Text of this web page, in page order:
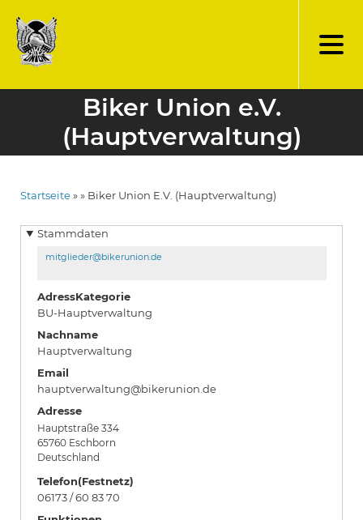
zum
Inhalt
Biker Union e.V.
(Hauptverwaltung)
Startseite Biker Union E.V. (Hauptverwaltung)
Stammdaten
mitglieder@bikerunion.de
AdressKategorie
BU-Hauptverwaltung
Nachname
Hauptverwaltung
Email
hauptverwaltung@bikerunion.de
Adresse
Hauptstraße 334
65760 Eschborn
Deutschland
Telefon(Festnetz)
06173 / 60 83 70